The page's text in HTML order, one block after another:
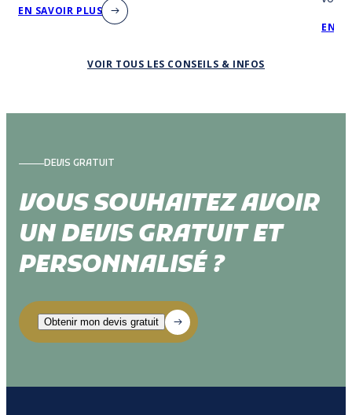
EN SAVOIR PLUS
tâche
EN
VOIR TOUS LES CONSEILS & INFOS
DEVIS GRATUIT
VOUS SOUHAITEZ AVOIR
UN DEVIS GRATUIT ET
PERSONNALISÉ ?